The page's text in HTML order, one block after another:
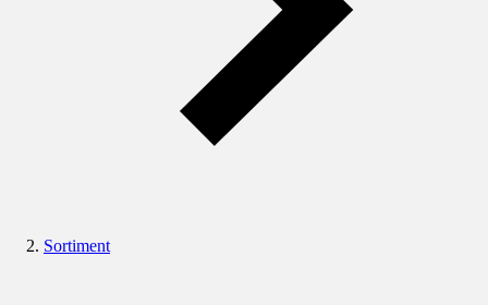
Sortiment